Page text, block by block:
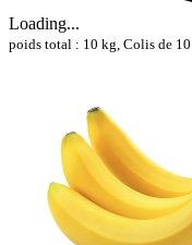
Loading...
poids total : 10 kg, Colis de